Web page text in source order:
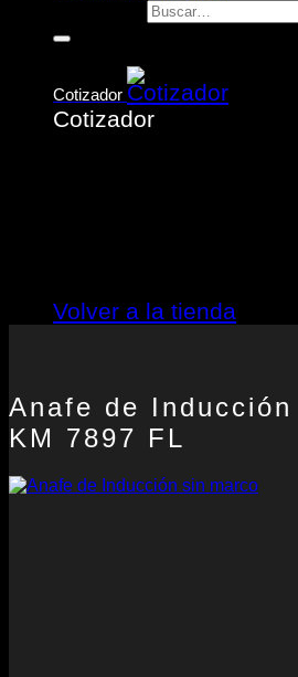
Cotizador
Cotizador
Volver a la tienda
Anafe de
KM 7897 FL